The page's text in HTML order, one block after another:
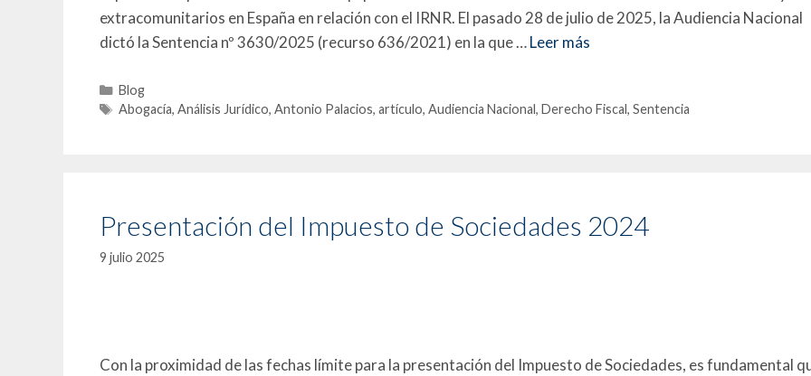
extracomunitarios en España en relación con el IRNR. El pasado 28 de julio de 2025, la Audiencia Nacional
dictó la Sentencia nº 3630/2025 (recurso 636/2021) en la que …Leer más
Blog
Abogacía,Análisis Jurídico,Antonio Palacios,artículo,Audiencia Nacional,Derecho Fiscal,Sentencia
Presentación del Impuesto de Sociedades 2024
9 julio 2025
Con la proximidad de las fechas límite para la presentación del Impuesto de Sociedades, es fundamental